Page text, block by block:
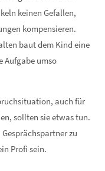
keinen Gefallen,
kompensieren.
baut dem Kind eine
Aufgabe umso
auch für
sollten sie etwas tun.
zu
Profi sein.